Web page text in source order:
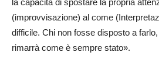
la capacità di spostare la propria
(improvvisazione) al come
difficile. Chi non fosse disposto a
rimarrà come è sempre stato».